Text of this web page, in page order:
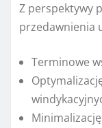
Z perspektywy
przedawnienia
Terminowe